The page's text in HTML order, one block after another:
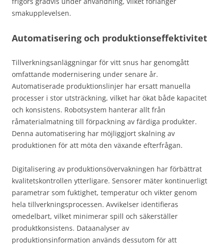
smakupplevelsen.
Automatisering och produktionseffektivitet
Tillverkningsanläggningar för vitt snus har genomgått
omfattande modernisering under senare år.
Automatiserade produktionslinjer har ersatt manuella
processer i stor utsträckning, vilket har ökat både kapacitet
och konsistens. Robotsystem hanterar allt från
råmaterialmatning till förpackning av färdiga produkter.
Denna automatisering har möjliggjort skalning av
produktionen för att möta den växande efterfrågan.
Digitalisering av produktionsövervakningen har förbättrat
kvalitetskontrollen ytterligare. Sensorer mäter kontinuerligt
parametrar som fuktighet, temperatur och vikter genom
hela tillverkningsprocessen. Avvikelser identifieras
omedelbart, vilket minimerar spill och säkerställer
produktkonsistens. Dataanalyser av
produktionsinformation används dessutom för att